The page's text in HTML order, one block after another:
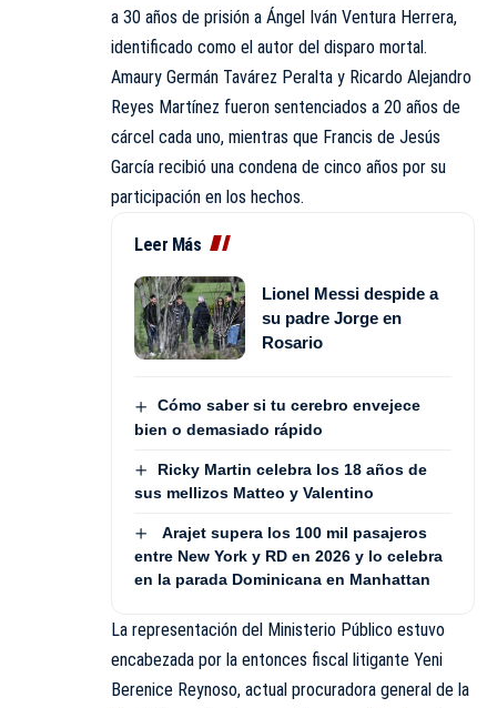
a 30 años de prisión a Ángel Iván Ventura Herrera,
identificado como el autor del disparo mortal.
Amaury Germán Tavárez Peralta y Ricardo Alejandro
Reyes Martínez fueron sentenciados a 20 años de
cárcel cada uno, mientras que Francis de Jesús
García recibió una condena de cinco años por su
participación en los hechos.
Leer Más
Lionel Messi despide a
su padre Jorge en
Rosario
Cómo saber si tu cerebro envejece
bien o demasiado rápido
Ricky Martin celebra los 18 años de
sus mellizos Matteo y Valentino
Arajet supera los 100 mil pasajeros
entre New York y RD en 2026 y lo celebra
en la parada Dominicana en Manhattan
La representación del Ministerio Público estuvo
encabezada por la entonces fiscal litigante Yeni
Berenice Reynoso, actual procuradora general de la